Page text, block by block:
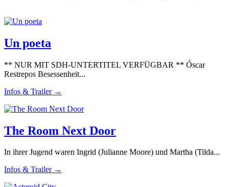
Un poeta
** NUR MIT SDH-UNTERTITEL VERFÜGBAR ** Óscar
Restrepos Besessenheit...
Infos & Trailer →
The Room Next Door
In ihrer Jugend waren Ingrid (Julianne Moore) und Martha (Tilda...
Infos & Trailer →